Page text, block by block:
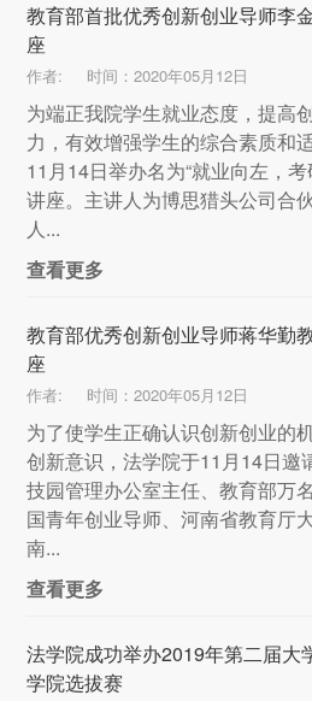
教育部首批优秀创新创业导师李
座
作者: 时间：2020年05月12日
为端正我院学生就业态度，提高
力，有效增强学生的综合素质和
11月14日举办名为“就业向左，
讲座。主讲人为博思猎头公司合
人...
查看更多
教育部优秀创新创业导师蒋华勤
座
作者: 时间：2020年05月12日
为了使学生正确认识创新创业的
创新意识，法学院于11月14日邀
技园管理办公室主任、教育部万
国青年创业导师、河南省教育厅
南...
查看更多
法学院成功举办2019年第二届大
学院选拔赛